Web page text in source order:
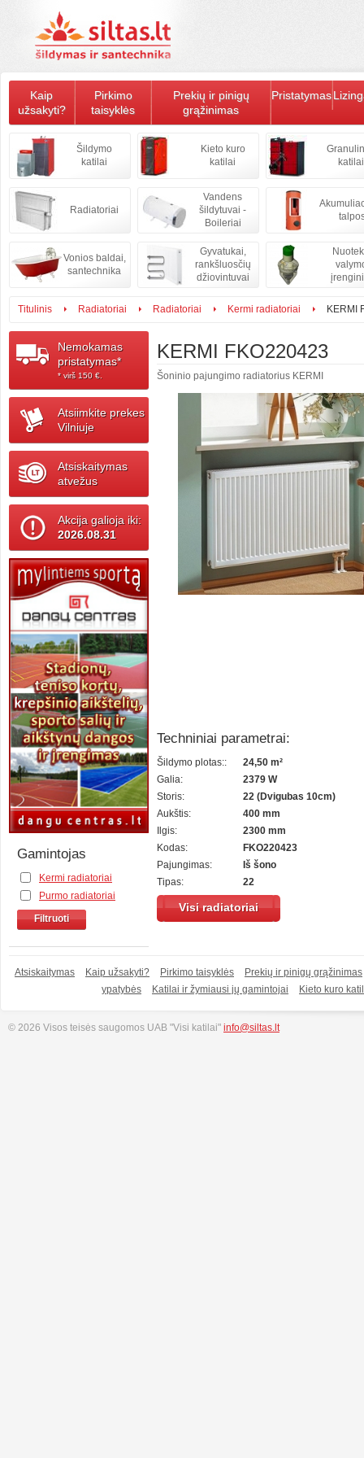
Kaip
užsakyti?
Pirkimo
taisyklės
Prekių ir pinigų
grąžinimas
Pristatymas
Šildymo
katilai
Kieto kuro
katilai
katilai
Radiatoriai
Vandens
šildytuvai -
Boileriai
Vonios baldai,
santechnika
Gyvatukai,
rankšluosčių
džiovintuvai
Titulinis Radiatoriai Radiatoriai Kermi radiatoriai KERMI
Nemokamas
pristatymas*
* virš 150 ‎€.
Atsiimkite prekes
Vilniuje
Atsiskaitymas
atvežus
Akcija galioja iki:
2026.08.31
Gamintojas
Kermi radiatoriai
Purmo radiatoriai
Filtruoti
KERMI FKO220423
Šoninio pajungimo radiatorius KERMI
Techniniai parametrai:
Šildymo plotas::
24,50 m²
Galia:
2379 W
Storis:
22 (Dvigubas 10cm)
Aukštis:
400 mm
Ilgis:
2300 mm
Kodas:
FKO220423
Pajungimas:
Iš šono
Tipas:
22
Visi radiatoriai
Atsiskaitymas Kaip užsakyti? Pirkimo taisyklės
Prekių ir pinigų grąžinimas
ypatybės
Katilai ir žymiausi jų gamintojai Kieto kuro
© 2026 Visos teisės saugomos UAB "Visi katilai" info@siltas.lt